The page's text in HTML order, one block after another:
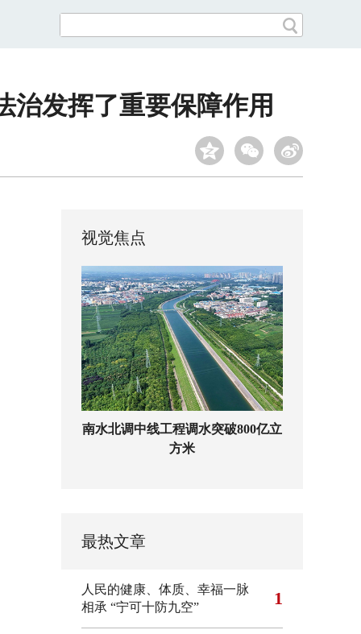
治发挥了重要保障作用
视觉焦点
南水北调中线工程调水突破800亿立
方米
最热文章
人民的健康、体质、幸福一脉
相承 “宁可十防九空” 1